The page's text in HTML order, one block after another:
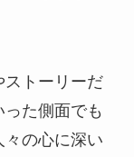
ストーリーだ
た側面でも
の心に深い